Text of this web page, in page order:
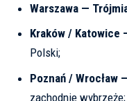
Warszawa —
Kraków / Katowice
Polski;
Poznań / Wrocław
zachodnie wybrzeże;